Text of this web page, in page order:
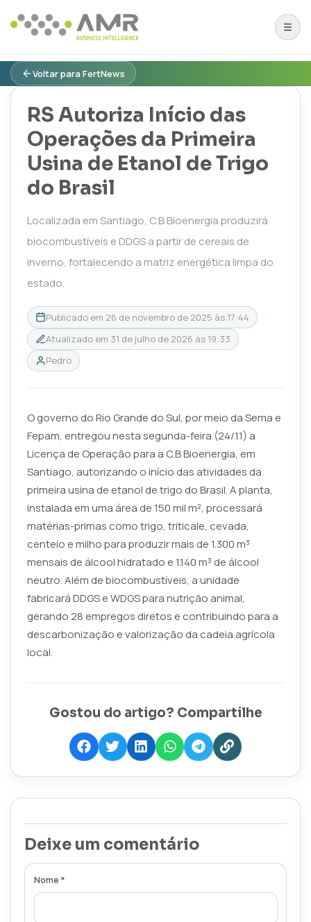
Voltar para FertNews
RS Autoriza Início das
Operações da Primeira
Usina de Etanol de Trigo
do Brasil
Localizada em Santiago, C.B Bioenergia produzirá
biocombustíveis e DDGS a partir de cereais de
inverno, fortalecendo a matriz energética limpa do
estado.
Publicado em 26 de novembro de 2025 às 17:44
Atualizado em 31 de julho de 2026 às 19:33
Pedro
O governo do Rio Grande do Sul, por meio da Sema e
Fepam, entregou nesta segunda-feira (24/11) a
Licença de Operação para a C.B Bioenergia, em
Santiago, autorizando o início das atividades da
primeira usina de etanol de trigo do Brasil. A planta,
instalada em uma área de 150 mil m², processará
matérias-primas como trigo, triticale, cevada,
centeio e milho para produzir mais de 1.300 m³
mensais de álcool hidratado e 1.140 m³ de álcool
neutro. Além de biocombustíveis, a unidade
fabricará DDGS e WDGS para nutrição animal,
gerando 28 empregos diretos e contribuindo para a
descarbonização e valorização da cadeia agrícola
local.
Gostou do artigo? Compartilhe
Deixe um comentário
Nome *